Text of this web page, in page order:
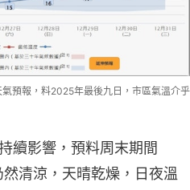
預報，料2025年最後九日，市區氣溫介乎
續影響，預料周末期間
清涼，天晴乾燥，日夜溫